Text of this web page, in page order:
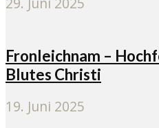
Fronleichnam –
Blutes Christi
19. Juni 2025